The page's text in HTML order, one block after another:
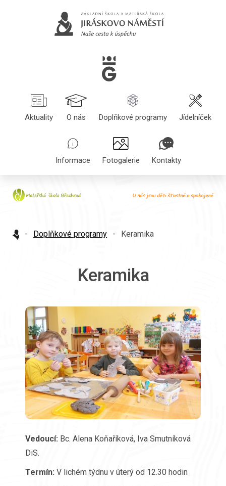
Aktuality O nás Doplňkové programy Jídelníček
Informace Fotogalerie Kontakty
- Doplňkové programy - Keramika
Keramika
Vedoucí: Bc. Alena Koňaříková, Iva Smutníková
DiS.
Termín: V lichém týdnu v úterý od 12.30 hodin